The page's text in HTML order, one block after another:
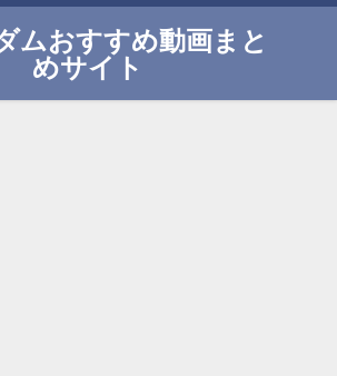
ムおすすめ動画まと
めサイト